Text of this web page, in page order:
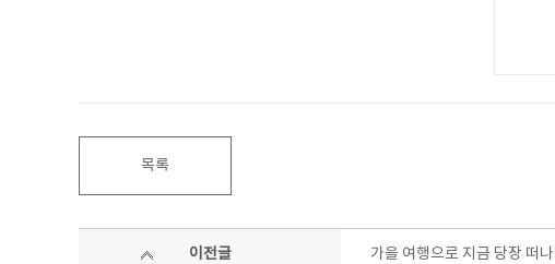
목록
이전글 가을 여행으로 지금 당장 떠